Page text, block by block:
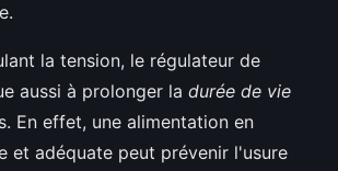
la tension, le régulateur de
aussi à prolonger la durée de vie
En effet, une alimentation en
et adéquate peut prévenir l'usure